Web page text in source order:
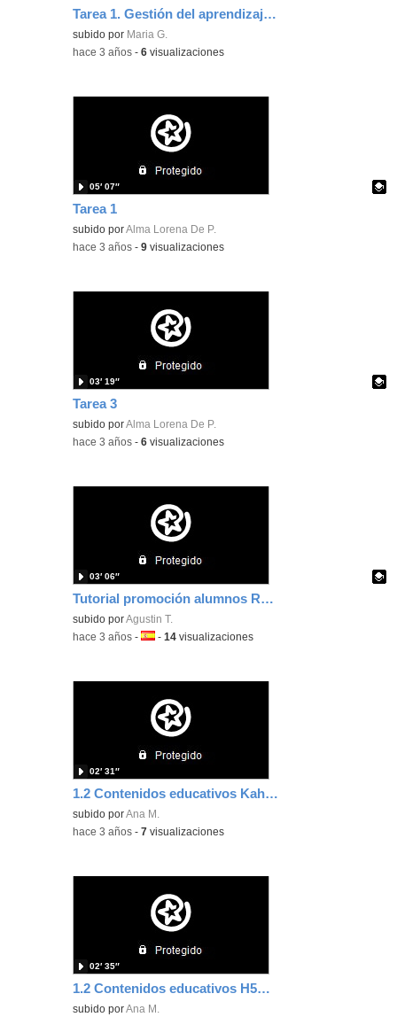
Tarea 1. Gestión del aprendizaje LMS
Contenido educativo.
subido por Maria G.
-hace 3 años -6 visualizaciones
Tarea 1
Contenido educativo.
subido porAlma Lorena De P.
05′ 07″
-hace 3 años -9 visualizaciones
Tarea 3
Contenido educativo.
subido porAlma Lorena De P.
03′ 19″
-hace 3 años -6 visualizaciones
Tutorial promoción alumnos Raíces
Contenido educativo.
subido porAgustin T.
03′ 06″
-hace 3 años -Idioma:
-14 visualizaciones
1.2 Contenidos educativos Kahoot Ana Maroto
subido porAna M.
02′ 31″
-hace 3 años -7 visualizaciones
1.2 Contenidos educativos H5P Ana Maroto
subido porAna M.
02′ 35″